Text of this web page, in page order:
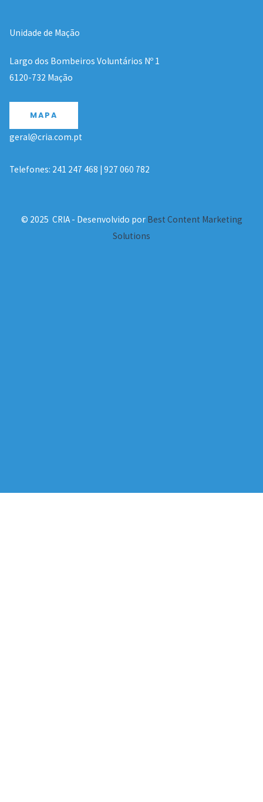
Unidade de Mação
Largo dos Bombeiros Voluntários Nº 1
6120-732 Mação
MAPA
geral@cria.com.pt
Telefones: 241 247 468 | 927 060 782
© 2025 CRIA - Desenvolvido por Best Content Marketing
Solutions